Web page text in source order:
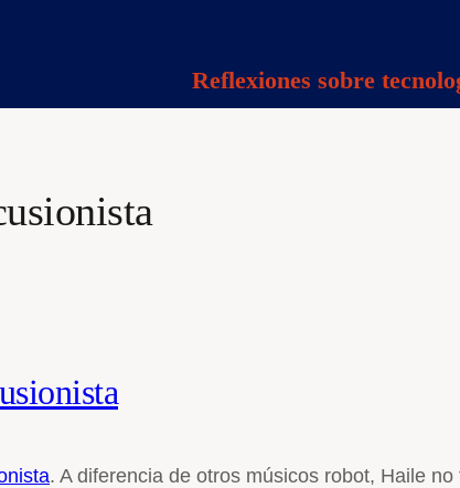
Reflexiones sobre
. A diferencia de otros músicos robot, Haile